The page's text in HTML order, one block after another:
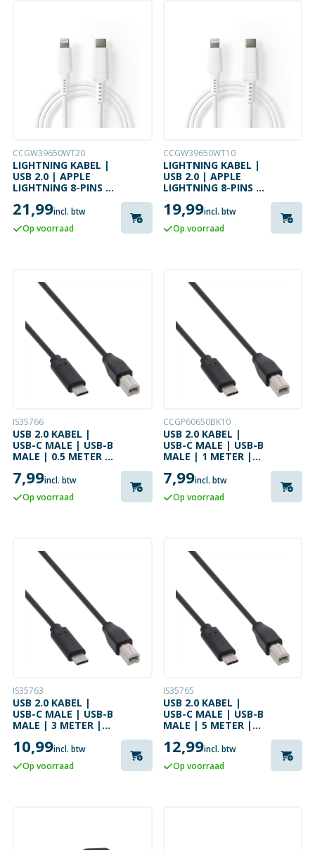
CCGW39650WT20
LIGHTNING KABEL |
USB 2.0 | APPLE
LIGHTNING 8-PINS |
METER | WIT
21,99incl. btw
Op voorraad
CCGW39650WT10
LIGHTNING KABEL |
USB 2.0 | APPLE
LIGHTNING 8-PINS |
METER | WIT
19,99incl. btw
Op voorraad
IS35766
USB 2.0 KABEL |
USB-C MALE | USB-B
MALE | 0.5 METER |
7,99incl. btw
Op voorraad
CCGP60650BK10
USB 2.0 KABEL |
USB-C MALE | USB-B
MALE | 1 METER |
7,99incl. btw
Op voorraad
IS35763
USB 2.0 KABEL |
USB-C MALE | USB-B
MALE | 3 METER |
10,99incl. btw
Op voorraad
IS35765
USB 2.0 KABEL |
USB-C MALE | USB-B
MALE | 5 METER |
12,99incl. btw
Op voorraad